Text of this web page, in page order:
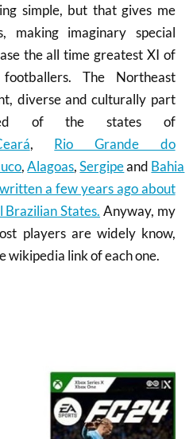
simple, but that gives me
making imaginary special
the all time greatest XI of
The Northeast
diverse and culturally part
of the states of
, Rio Grande do
,Alagoas,Sergipeand Bahia
written a few years ago about
States. Anyway, my
players are widely know,
wikipedia link of each one.